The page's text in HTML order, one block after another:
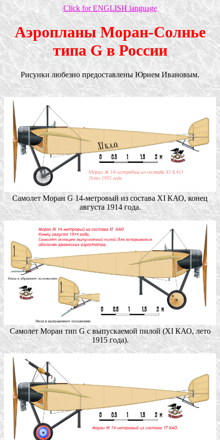
Click for ENGLISH language
Аэропланы Моран-Солнье
типа G в России
Рисунки любезно предоставлены Юрием Ивановым.
Самолет Моран G 14-метровый из состава ХI КАО, конец
августа 1914 года.
Самолет Моран тип G с выпускаемой пилой (ХI КАО, лето
1915 года).